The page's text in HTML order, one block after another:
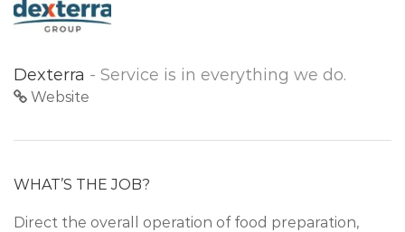
Dexterra - Service is in everything we do.
Website
WHAT’S THE JOB?
Direct the overall operation of food preparation,